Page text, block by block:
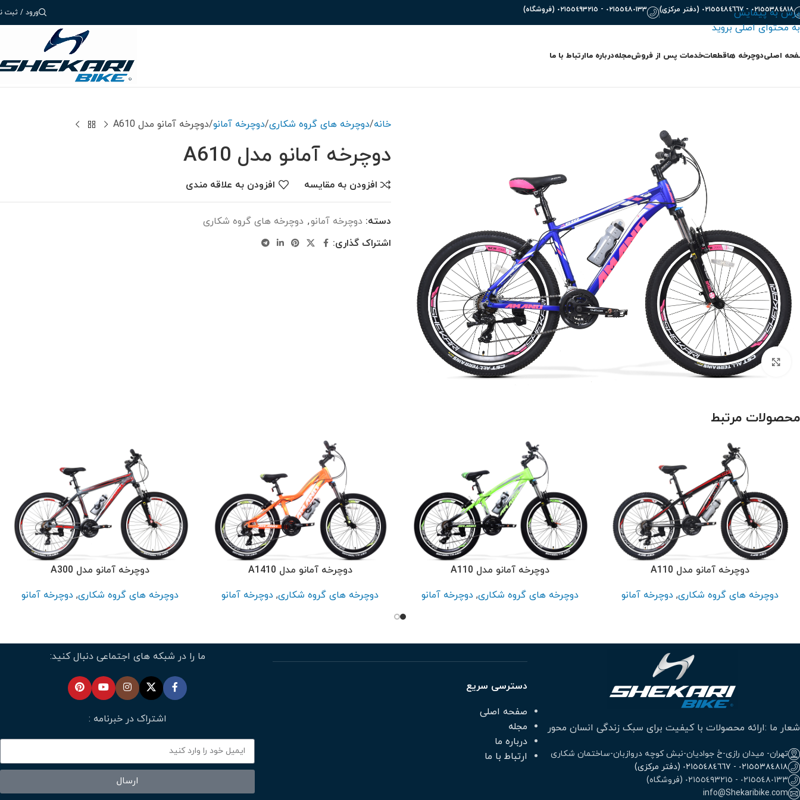
پرش به پیمایش
به محتوای اصلی بروید
٠٢١٥٥٣٨٤٨١٨ - ٠٢١٥٥٤٨٤٦٦٧ (دفتر مرکزی) ٠٢١٥٥٤٨٠١٣٣ - ٠٢١٥٥٤٩٣٢١٥ (فروشگاه) ورود / ثبت
اصلیدوچرخه ها
درباره برند اورلرد (OVERLORD)
سایز 29
سایز 27.5
سایز 26
پر بازدید ترین
سایز 24
قطعاتخدمات پس از فروشمجلهدرباره ماارتباط با ما
بزرگنمایی تصویر
خانه دوچرخه های گروه شکاری دوچرخه آمانو دوچرخه آمانو مدل A610
دوچرخه آمانو مدل A610
افزودن به مقایسه افزودن به علاقه مندی
دسته: دوچرخه آمانو, دوچرخه های گروه شکاری
اشتراک گذاری:
محصولات مرتبط
دوچرخه آمانو مدل A110
دوچرخه های گروه شکاری, دوچرخه آمانو
دوچرخه آمانو مدل A110
دوچرخه های گروه شکاری, دوچرخه آمانو
دوچرخه آمانو مدل A1410
دوچرخه های گروه شکاری, دوچرخه آمانو
دوچرخه آمانو مدل A300
دوچرخه های گروه شکاری, دوچرخه آمانو
شعار ما :ارائه محصولات با کیفیت برای سبک زندگی انسان محور
تهران- میدان رازی-خ جوادیان-نبش کوچه دروازبان-ساختمان شکاری
٠٢١٥٥٣٨٤٨١٨ - ٠٢١٥٥٤٨٤٦٦٧ (دفتر مرکزی)
٠٢١٥٥٤٨٠١٣٣ - ٠٢١٥٥٤٩٣٢١٥ (فروشگاه)
info@Shekaribike.com
دسترسی سریع
صفحه اصلی
مجله
درباره ما
ارتباط با ما
ما را در شبکه های اجتماعی دنبال کنید:
اشتراک در خبرنامه :
ارسال